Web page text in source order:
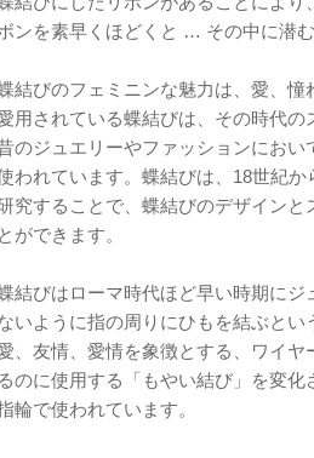
ンを素早くほどくと … その中に潜
結びのフェミニンな魅力は、愛、
用されている蝶結びは、その時代
のジュエリーやファッションにお
われています。蝶結びは、18世紀
究することで、蝶結びのデザイン
とができます。
結びはローマ時代ほど早い時期に
いように指の周りにひもを結ぶと
、友情、愛情を象徴とする、ワイ
るのに使用する「もやい結び」を変
輪で使われています。